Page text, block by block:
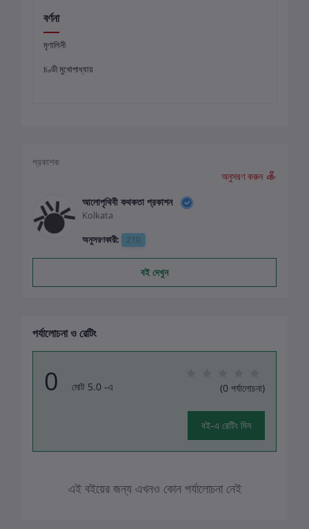
বর্ণনা
মৃণালিনী
চণ্ডী মুখোপাধ্যায়
প্রকাশক
অনুসরণ করুন
আলোপৃথিবী কথকতা প্রকাশন
Kolkata
অনুসরণকারী:
210
বই দেখুন
পর্যালোচনা ও রেটিং
0 মোট 5.0 -এ (0 পর্যালোচনা)
বই-এ রেটিং দিন
এই বইয়ের জন্য এখনও কোন পর্যালোচনা নেই